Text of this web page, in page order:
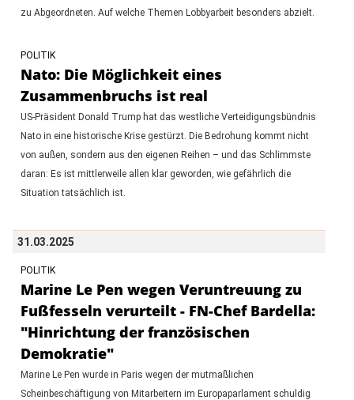
zu Abgeordneten. Auf welche Themen Lobbyarbeit besonders abzielt.
POLITIK
Nato: Die Möglichkeit eines
Zusammenbruchs ist real
US-Präsident Donald Trump hat das westliche Verteidigungsbündnis
Nato in eine historische Krise gestürzt. Die Bedrohung kommt nicht
von außen, sondern aus den eigenen Reihen – und das Schlimmste
daran: Es ist mittlerweile allen klar geworden, wie gefährlich die
Situation tatsächlich ist.
31.03.2025
POLITIK
Marine Le Pen wegen Veruntreuung zu
Fußfesseln verurteilt - FN-Chef Bardella:
"Hinrichtung der französischen
Demokratie"
Marine Le Pen wurde in Paris wegen der mutmaßlichen
Scheinbeschäftigung von Mitarbeitern im Europaparlament schuldig